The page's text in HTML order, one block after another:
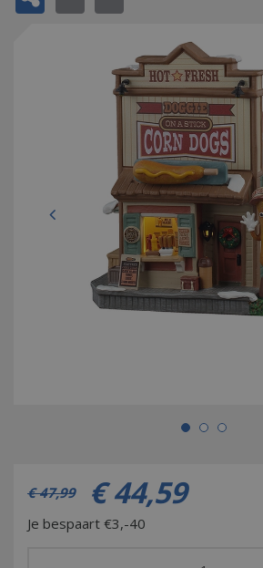
€ 47,99 € 44,59
Je bespaart €3,-40